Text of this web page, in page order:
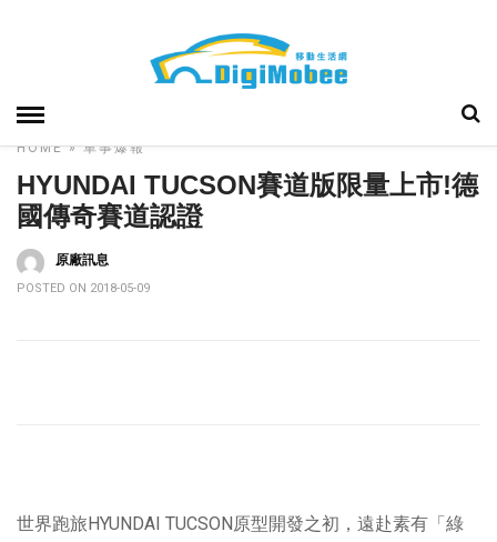
HOME»車事爆報
HYUNDAI TUCSON賽道版限量上市!德
國傳奇賽道認證
原廠訊息
POSTED ON 2018-05-09
世界跑旅HYUNDAI TUCSON原型開發之初，遠赴素有「綠